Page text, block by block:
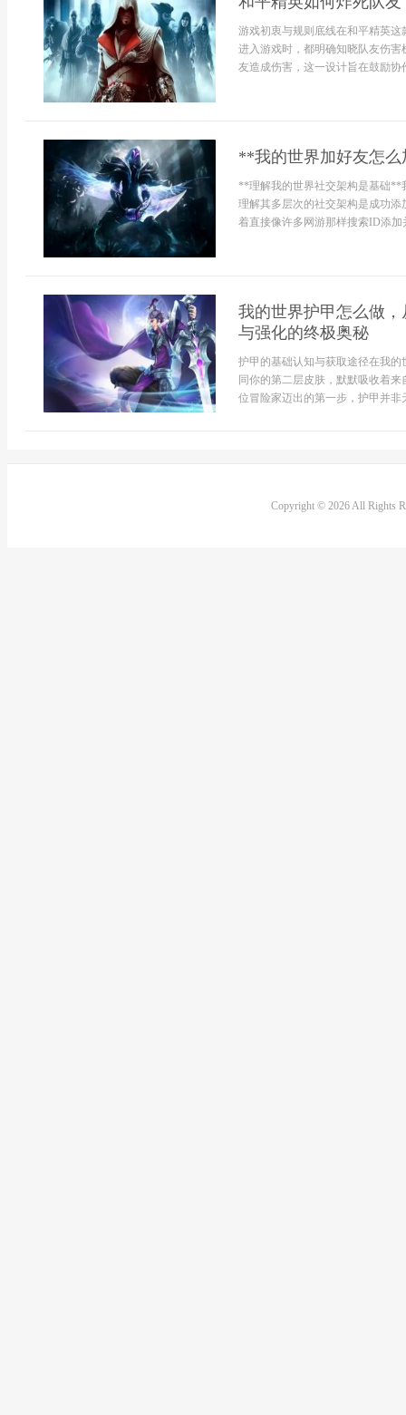
游戏初衷与规则底线在和平精英
进入游戏时，都明确知晓队友伤
友造成伤害，这一设计旨在鼓励协
**我的世界加好友怎
**理解我的世界社交架构是基础**
理解其多层次的社交架构是成功
着直接像许多网游那样搜索ID添
我的世界护甲怎么做
与强化的终极奥秘
护甲的基础认知与获取途径在我
同你的第二层皮肤，默默吸收着
位冒险家迈出的第一步，护甲并
Copyright © 2026 All Rights